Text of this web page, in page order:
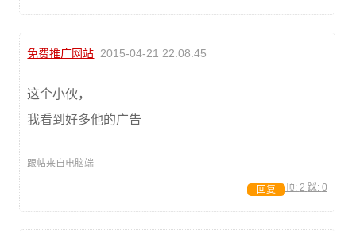
免费推广网站 2015-04-21 22:08:45
这个小伙，
我看到好多他的广告
跟帖来自电脑端
顶: 2 踩: 0
回复